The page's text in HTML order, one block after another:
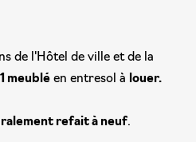
de l'Hôtel de ville et de la
meublé en entresol à louer.
refait à neuf.